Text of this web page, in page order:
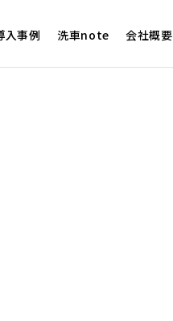
入事例 洗車note 会社概要